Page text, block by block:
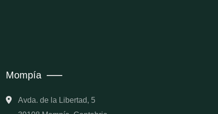
Mompía
Avda. de la Libertad, 5